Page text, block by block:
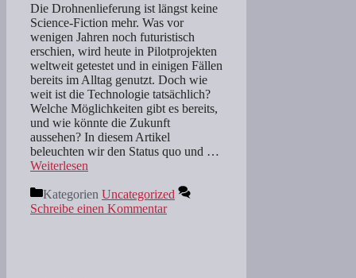
Die Drohnenlieferung ist längst keine
Science-Fiction mehr. Was vor
wenigen Jahren noch futuristisch
erschien, wird heute in Pilotprojekten
weltweit getestet und in einigen Fällen
bereits im Alltag genutzt. Doch wie
weit ist die Technologie tatsächlich?
Welche Möglichkeiten gibt es bereits,
und wie könnte die Zukunft
aussehen? In diesem Artikel
beleuchten wir den Status quo und …
Weiterlesen
Kategorien Uncategorized
Schreibe einen Kommentar